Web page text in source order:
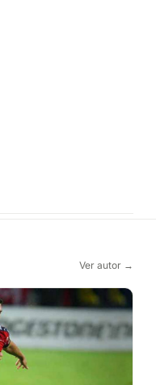
Ver autor →